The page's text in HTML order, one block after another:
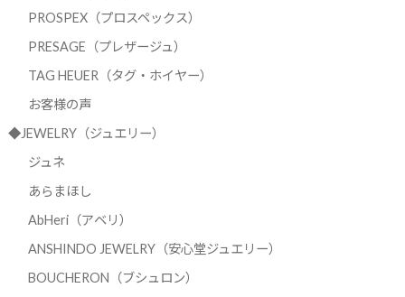
PROSPEX（プロスペックス）
PRESAGE（プレザージュ）
TAG HEUER（タグ・ホイヤー）
お客様の声
◆JEWELRY（ジュエリー）
ジュネ
あらまほし
AbHeri（アベリ）
ANSHINDO JEWELRY（安心堂ジュエリー）
BOUCHERON（ブシュロン）